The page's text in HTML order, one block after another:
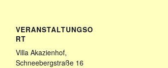
VERANSTALTUNGSO
RT
Villa Akazienhof,
Schneebergstraße 16